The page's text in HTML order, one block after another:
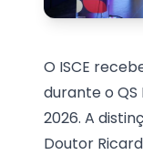
O ISCE
durante o QS
2026. A
Doutor